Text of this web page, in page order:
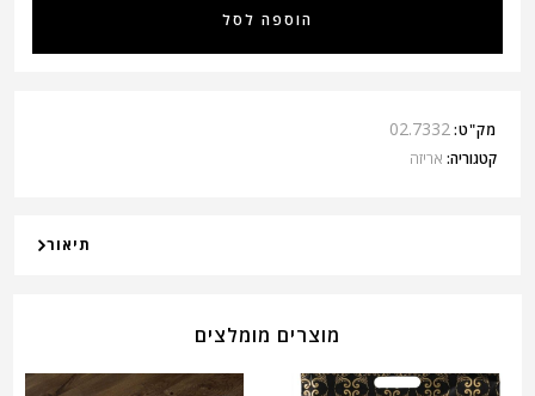
הוספה לסל
מק"ט:02.7332
קטגוריה: אריזה
תיאור
מוצרים מומלצים